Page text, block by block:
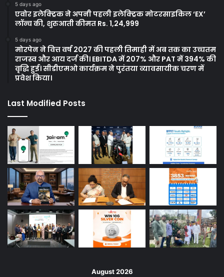
5 days ago
एवोर इलेक्ट्रिक ने अपनी पहली इलेक्ट्रिक मोटरसाइकिल ‘EX’
लॉन्च की, शुरुआती कीमत Rs. 1,24,999
5 days ago
मोरपेन ने वित्त वर्ष 2027 की पहली तिमाही में अब तक का उच्चतम
राजस्व और आय दर्ज की। EBITDA में 207% और PAT में 394% की
वृद्धि हुई। सीडीएमओ कार्यक्रम ने पुरंतया व्यावसायीक चरण में
प्रवेश किया।
Last Modified Posts
August 2026